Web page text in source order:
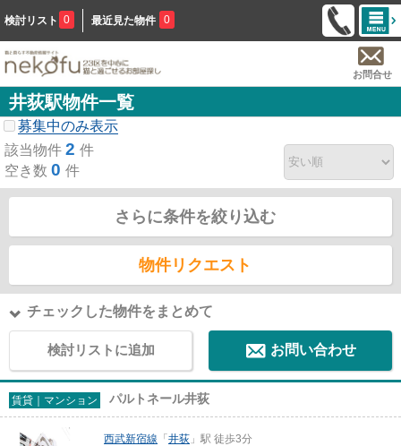
検討リスト 0 最近見た物件 0
お問合せ
井荻駅物件一覧
募集中のみ表示
該当物件 2 件
空き数 0 件
さらに条件を絞り込む
物件リクエスト
チェックした物件をまとめて
検討リストに追加 お問い合わせ
賃貸｜マンション パルトネール井荻
西武新宿線 「 井荻 」駅 徒歩3分